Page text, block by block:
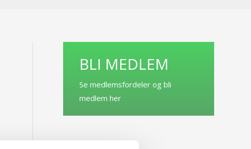
BLI MEDLEM
Se medlemsfordeler og bli
medlem her